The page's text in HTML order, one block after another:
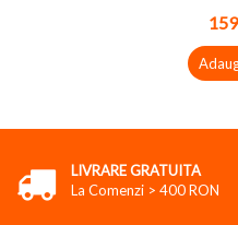
LIVRARE GRATUITA
La Comenzi > 400 RON